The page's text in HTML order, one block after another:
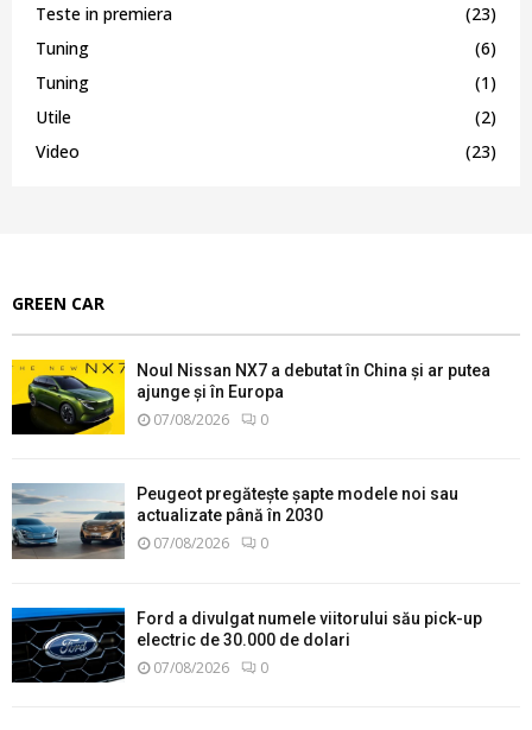
Teste in premiera
(23)
Tuning
(6)
Tuning
(1)
Utile
(2)
Video
(23)
GREEN CAR
Noul Nissan NX7 a debutat în China și ar putea
ajunge și în Europa
07/08/2026 0
Peugeot pregătește șapte modele noi sau
actualizate până în 2030
07/08/2026 0
Ford a divulgat numele viitorului său pick-up
electric de 30.000 de dolari
07/08/2026 0